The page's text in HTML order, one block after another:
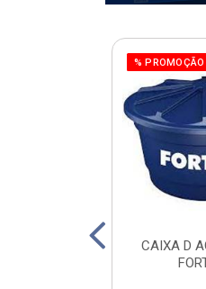
% PROMOÇÃO
CAIXA D